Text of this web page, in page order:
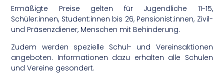
Ermäßigte Preise gelten für Jugendliche 11-15,
Schüler:innen, Student:innen bis 26, Pensionist:innen, Zivil-
und Präsenzdiener, Menschen mit Behinderung.
Zudem werden spezielle Schul- und Vereinsaktionen
angeboten. Informationen dazu erhalten alle Schulen
und Vereine gesondert.